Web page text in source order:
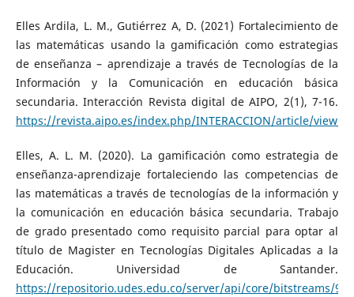
Elles Ardila, L. M., Gutiérrez A, D. (2021) Fortalecimiento de
las matemáticas usando la gamificación como estrategias
de enseñanza – aprendizaje a través de Tecnologías de la
Información y la Comunicación en educación básica
secundaria. Interacción Revista digital de AIPO, 2(1), 7-16.
https://revista.aipo.es/index.php/INTERACCION/article/view/30
Elles, A. L. M. (2020). La gamificación como estrategia de
enseñanza-aprendizaje fortaleciendo las competencias de
las matemáticas a través de tecnologías de la información y
la comunicación en educación básica secundaria. Trabajo
de grado presentado como requisito parcial para optar al
título de Magister en Tecnologías Digitales Aplicadas a la
Educación. Universidad de Santander.
https://repositorio.udes.edu.co/server/api/core/bitstreams/